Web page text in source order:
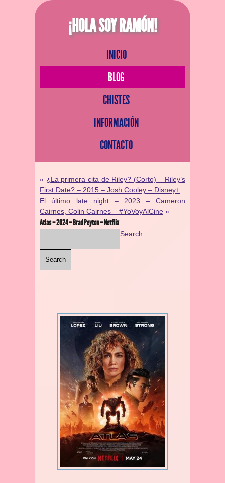
¡HOLA SOY RAMÓN!
INICIO
BLOG
CHISTES
INFORMACIÓN
CONTACTO
« ¿La primera cita de Riley? (Corto) – Riley’s
First Date? – 2015 – Josh Cooley – Disney+
El último late night – 2023 – Cameron
Cairnes, Colin Cairnes – #YoVoyAlCine »
Atlas – 2024 – Brad Peyton – Netflix
Search
Search